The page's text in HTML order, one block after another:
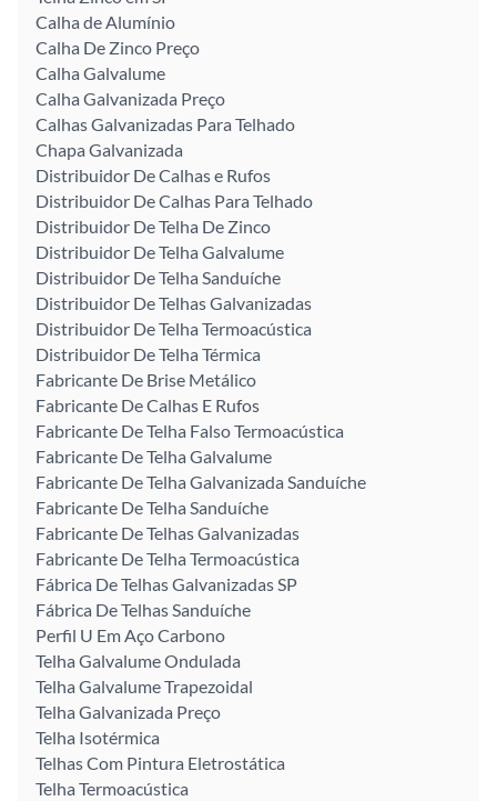
Calha de Alumínio
Calha De Zinco Preço
Calha Galvalume
Calha Galvanizada Preço
Calhas Galvanizadas Para Telhado
Chapa Galvanizada
Distribuidor De Calhas e Rufos
Distribuidor De Calhas Para Telhado
Distribuidor De Telha De Zinco
Distribuidor De Telha Galvalume
Distribuidor De Telha Sanduíche
Distribuidor De Telhas Galvanizadas
Distribuidor De Telha Termoacústica
Distribuidor De Telha Térmica
Fabricante De Brise Metálico
Fabricante De Calhas E Rufos
Fabricante De Telha Falso Termoacústica
Fabricante De Telha Galvalume
Fabricante De Telha Galvanizada Sanduíche
Fabricante De Telha Sanduíche
Fabricante De Telhas Galvanizadas
Fabricante De Telha Termoacústica
Fábrica De Telhas Galvanizadas SP
Fábrica De Telhas Sanduíche
Perfil U Em Aço Carbono
Telha Galvalume Ondulada
Telha Galvalume Trapezoidal
Telha Galvanizada Preço
Telha Isotérmica
Telhas Com Pintura Eletrostática
Telha Termoacústica